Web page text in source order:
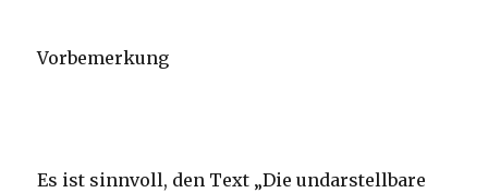
Vorbemerkung
Es ist sinnvoll, den Text „Die undarstellbare